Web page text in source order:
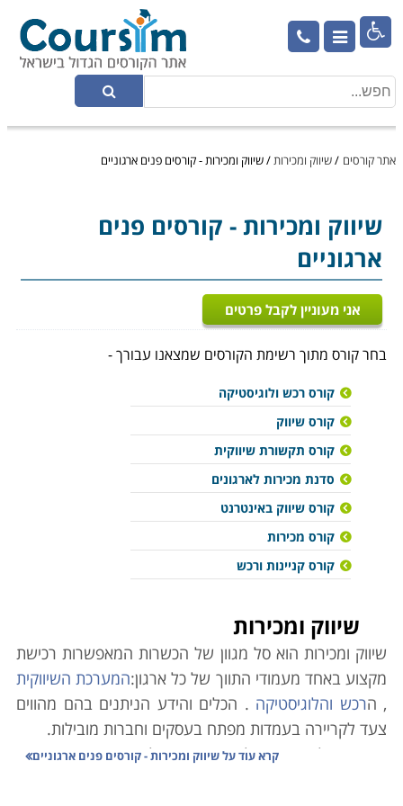

אתר קורסים /שיווק ומכירות/שיווק ומכירות - קורסים פנים ארגוניים
שיווק ומכירות- קורסים פנים
ארגוניים
אני מעוניין לקבל פרטים
בחר קורס מתוך רשימת הקורסים שמצאנו עבורך -
קורס רכש ולוגיסטיקה
קורס שיווק
קורס תקשורת שיווקית
סדנת מכירות לארגונים
קורס שיווק באינטרנט
קורס מכירות
קורס קניינות ורכש
שיווק ומכירות
שיווק ומכירות הוא סל מגוון של הכשרות המאפשרות רכישת
מקצוע באחד מעמודי התווך של כל ארגון:המערכת השיווקית
, הרכש והלוגיסטיקה . הכלים והידע הניתנים בהם מהווים
צעד לקריירה בעמדות מפתח בעסקים וחברות מובילות.
מאחורי כל עסק מצליח עומד ניהול מדויק, הממצה את
קרא עוד עלשיווק ומכירות - קורסים פנים ארגוניים